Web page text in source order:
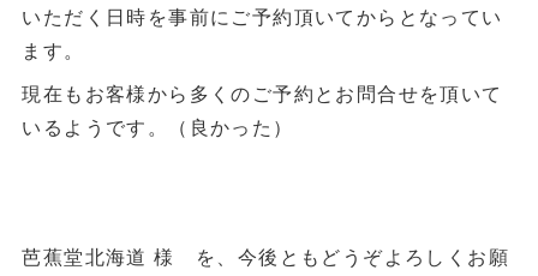
いただく日時を事前にご予約頂いてからとなってい
ます。
現在もお客様から多くのご予約とお問合せを頂いて
いるようです。（良かった）
芭蕉堂北海道 様 を、今後ともどうぞよろしくお願